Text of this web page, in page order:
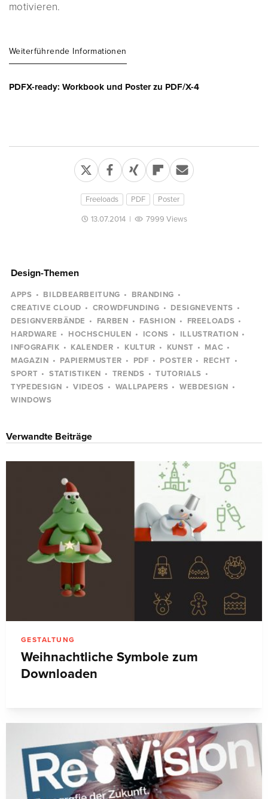
motivieren.
Weiterführende Informationen
PDFX-ready: Workbook und Poster zu PDF/X-4
Freeloads PDF Poster
13.07.2014 | 7999 Views
Design-Themen
APPS BILDBEARBEITUNG
BRANDING
CREATIVE CLOUD
CROWDFUNDING
DESIGNEVENTS
DESIGNVERBÄNDE
FARBEN FASHION
FREELOADS
HARDWARE
HOCHSCHULEN ICONS
ILLUSTRATION
INFOGRAFIK
KALENDER KULTUR KUNST
MAC
MAGAZIN
PAPIERMUSTER PDF POSTER
RECHT
SPORT
STATISTIKEN TRENDS
TUTORIALS
TYPEDESIGN
VIDEOS WALLPAPERS
WEBDESIGN
WINDOWS
Verwandte Beiträge
GESTALTUNG
Weihnachtliche Symbole zum
Downloaden